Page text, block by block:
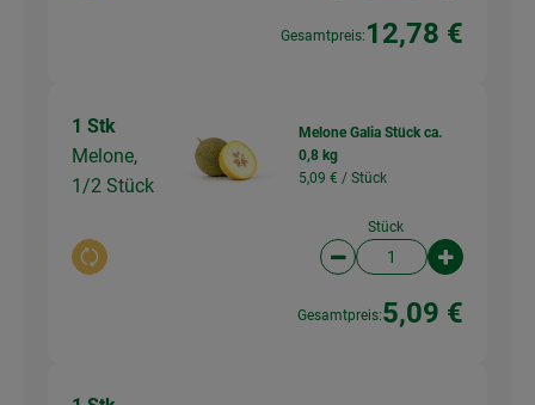
Gesamtpreis: 12,78 €
1 Stk
Melone,
1/2 Stück
Auswahl ändern
Melone Galia Stück ca.
0,8 kg
5,09 € / Stück
Stück
Artikelanzahl
Gesamtpreis:5,09 €